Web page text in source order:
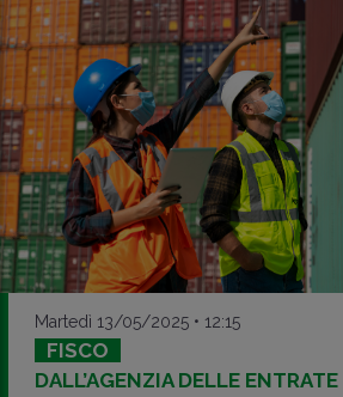
Martedì 13/05/2025 • 12:15
FISCO
DALL’AGENZIA DELLE ENTRATE